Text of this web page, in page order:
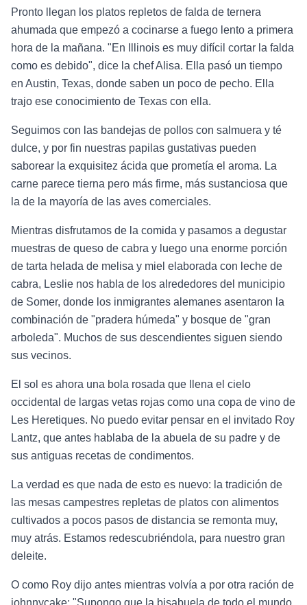
Pronto llegan los platos repletos de falda de ternera
ahumada que empezó a cocinarse a fuego lento a primera
hora de la mañana. "En Illinois es muy difícil cortar la falda
como es debido", dice la chef Alisa. Ella pasó un tiempo
en Austin, Texas, donde saben un poco de pecho. Ella
trajo ese conocimiento de Texas con ella.
Seguimos con las bandejas de pollos con salmuera y té
dulce, y por fin nuestras papilas gustativas pueden
saborear la exquisitez ácida que prometía el aroma. La
carne parece tierna pero más firme, más sustanciosa que
la de la mayoría de las aves comerciales.
Mientras disfrutamos de la comida y pasamos a degustar
muestras de queso de cabra y luego una enorme porción
de tarta helada de melisa y miel elaborada con leche de
cabra, Leslie nos habla de los alrededores del municipio
de Somer, donde los inmigrantes alemanes asentaron la
combinación de "pradera húmeda" y bosque de "gran
arboleda". Muchos de sus descendientes siguen siendo
sus vecinos.
El sol es ahora una bola rosada que llena el cielo
occidental de largas vetas rojas como una copa de vino de
Les Heretiques. No puedo evitar pensar en el invitado Roy
Lantz, que antes hablaba de la abuela de su padre y de
sus antiguas recetas de condimentos.
La verdad es que nada de esto es nuevo: la tradición de
las mesas campestres repletas de platos con alimentos
cultivados a pocos pasos de distancia se remonta muy,
muy atrás. Estamos redescubriéndola, para nuestro gran
deleite.
O como Roy dijo antes mientras volvía a por otra ración de
johnnycake: "Supongo que la bisabuela de todo el mundo